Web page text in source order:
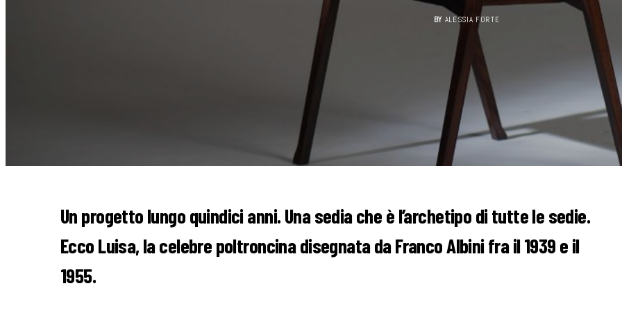
BY ALESSIA FORTE
Un progetto lungo quindici anni. Una sedia che è l’archetipo di tutte le sedie.
Ecco Luisa, la celebre poltroncina disegnata da Franco Albini fra il 1939 e il
1955.